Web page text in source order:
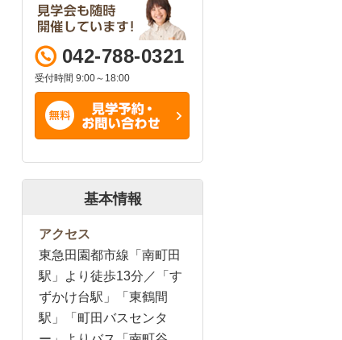
042-788-0321
受付時間 9:00～18:00
基本情報
アクセス
東急田園都市線「南町田
駅」より徒歩13分／「す
ずかけ台駅」「東鶴間
駅」「町田バスセンタ